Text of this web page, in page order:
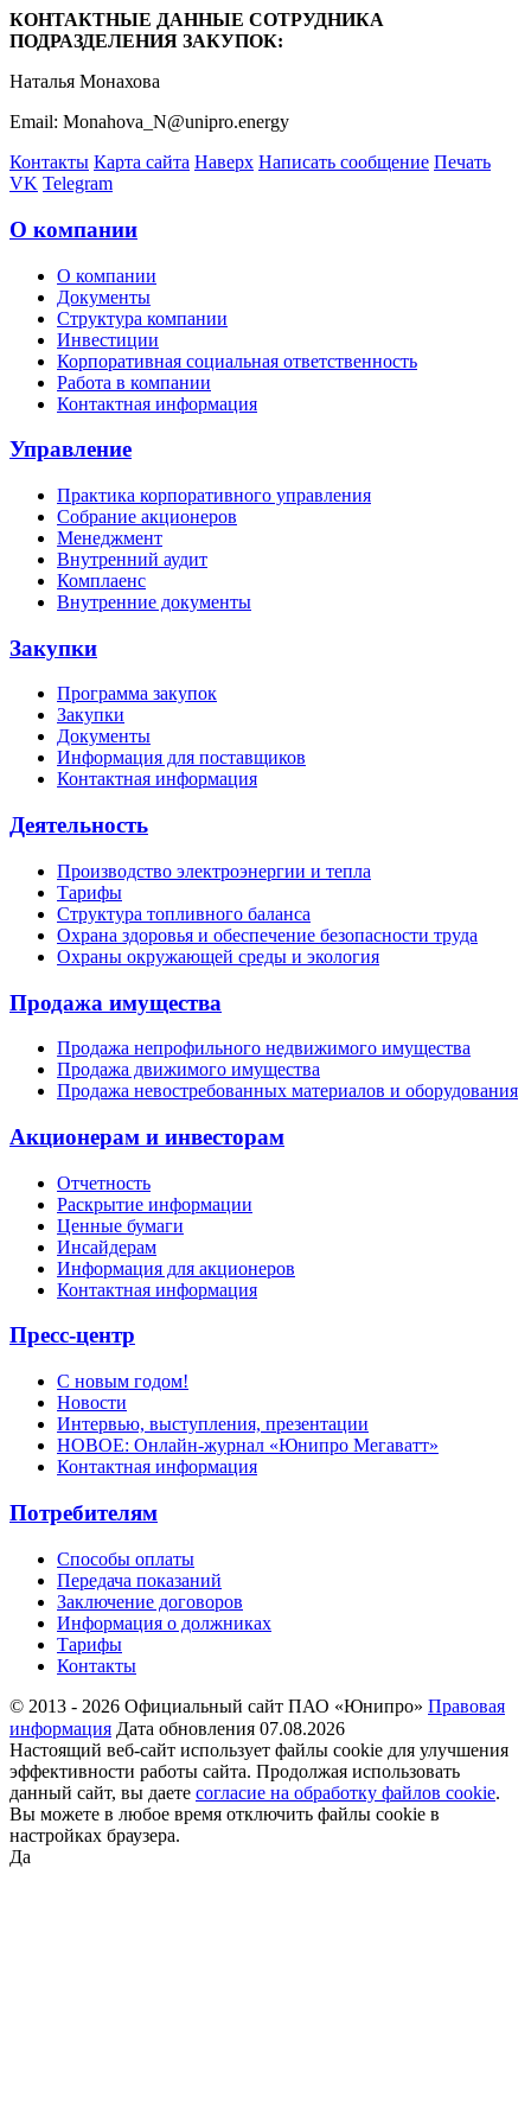
КОНТАКТНЫЕ ДАННЫЕ СОТРУДНИКА
ПОДРАЗДЕЛЕНИЯ ЗАКУПОК:
Наталья Монахова
Email: Monahova_N@unipro.energy
Контакты Карта сайта Наверх Написать сообщение Печать
VK Telegram
О компании
О компании
Документы
Структура компании
Инвестиции
Корпоративная социальная ответственность
Работа в компании
Контактная информация
Управление
Практика корпоративного управления
Собрание акционеров
Менеджмент
Внутренний аудит
Комплаенс
Внутренние документы
Закупки
Программа закупок
Закупки
Документы
Информация для поставщиков
Контактная информация
Деятельность
Производство электроэнергии и тепла
Тарифы
Структура топливного баланса
Охрана здоровья и обеспечение безопасности труда
Охраны окружающей среды и экология
Продажа имущества
Продажа непрофильного недвижимого имущества
Продажа движимого имущества
Продажа невостребованных материалов и оборудования
Акционерам и инвесторам
Отчетность
Раскрытие информации
Ценные бумаги
Инсайдерам
Информация для акционеров
Контактная информация
Пресс-центр
С новым годом!
Новости
Интервью, выступления, презентации
НОВОЕ: Онлайн-журнал «Юнипро Мегаватт»
Контактная информация
Потребителям
Способы оплаты
Передача показаний
Заключение договоров
Информация о должниках
Тарифы
Контакты
© 2013 - 2026 Официальный сайт ПАО «Юнипро» Правовая
информация Дата обновления 07.08.2026
Настоящий веб-сайт использует файлы cookie для улучшения
эффективности работы сайта. Продолжая использовать
данный сайт, вы даете согласие на обработку файлов cookie.
Вы можете в любое время отключить файлы cookie в
настройках браузера.
Да